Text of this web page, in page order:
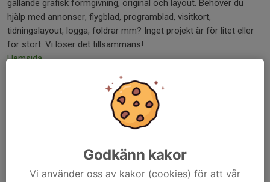
gällande grafisk formgivning, original och layout. Behöver du
hjälp med annonser, flygblad, programblad, visitkort,
tidningslayout, logga, foldrar mm? Inget projekt är för litet eller
för stort. Vi löser det tillsammans!
Hemsida
Bowlinghallen i centrala Hässleholm som bl a är hemvist för ett
Godkänn kakor
Vi använder oss av kakor (cookies) för att vår